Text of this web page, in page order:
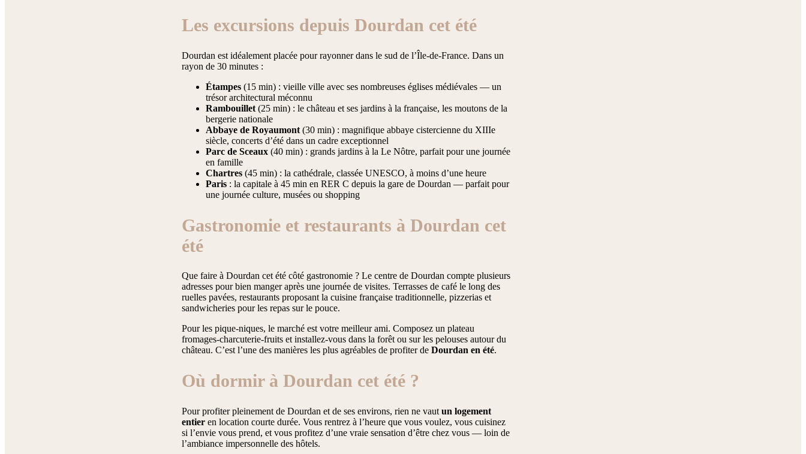
Les excursions depuis Dourdan cet été
Dourdan est idéalement placée pour rayonner dans le sud de l’Île-de-France. Dans un
rayon de 30 minutes :
Étampes (15 min) : vieille ville avec ses nombreuses églises médiévales — un
trésor architectural méconnu
Rambouillet (25 min) : le château et ses jardins à la française, les moutons de la
bergerie nationale
Abbaye de Royaumont (30 min) : magnifique abbaye cistercienne du XIIIe
siècle, concerts d’été dans un cadre exceptionnel
Parc de Sceaux (40 min) : grands jardins à la Le Nôtre, parfait pour une journée
en famille
Chartres (45 min) : la cathédrale, classée UNESCO, à moins d’une heure
Paris : la capitale à 45 min en RER C depuis la gare de Dourdan — parfait pour
une journée culture, musées ou shopping
Gastronomie et restaurants à Dourdan cet
été
Que faire à Dourdan cet été côté gastronomie ? Le centre de Dourdan compte plusieurs
adresses pour bien manger après une journée de visites. Terrasses de café le long des
ruelles pavées, restaurants proposant la cuisine française traditionnelle, pizzerias et
sandwicheries pour les repas sur le pouce.
Pour les pique-niques, le marché est votre meilleur ami. Composez un plateau
fromages-charcuterie-fruits et installez-vous dans la forêt ou sur les pelouses autour du
château. C’est l’une des manières les plus agréables de profiter de Dourdan en été.
Où dormir à Dourdan cet été ?
Pour profiter pleinement de Dourdan et de ses environs, rien ne vaut un logement
entier en location courte durée. Vous rentrez à l’heure que vous voulez, vous cuisinez
si l’envie vous prend, et vous profitez d’une vraie sensation d’être chez vous — loin de
l’ambiance impersonnelle des hôtels.